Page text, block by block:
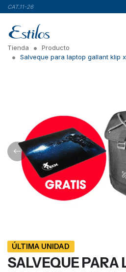
CAT.11-26
Tienda
Producto
Salveque para laptop gallant klip
ÚLTIMA UNIDAD
SALVEQUE PARA